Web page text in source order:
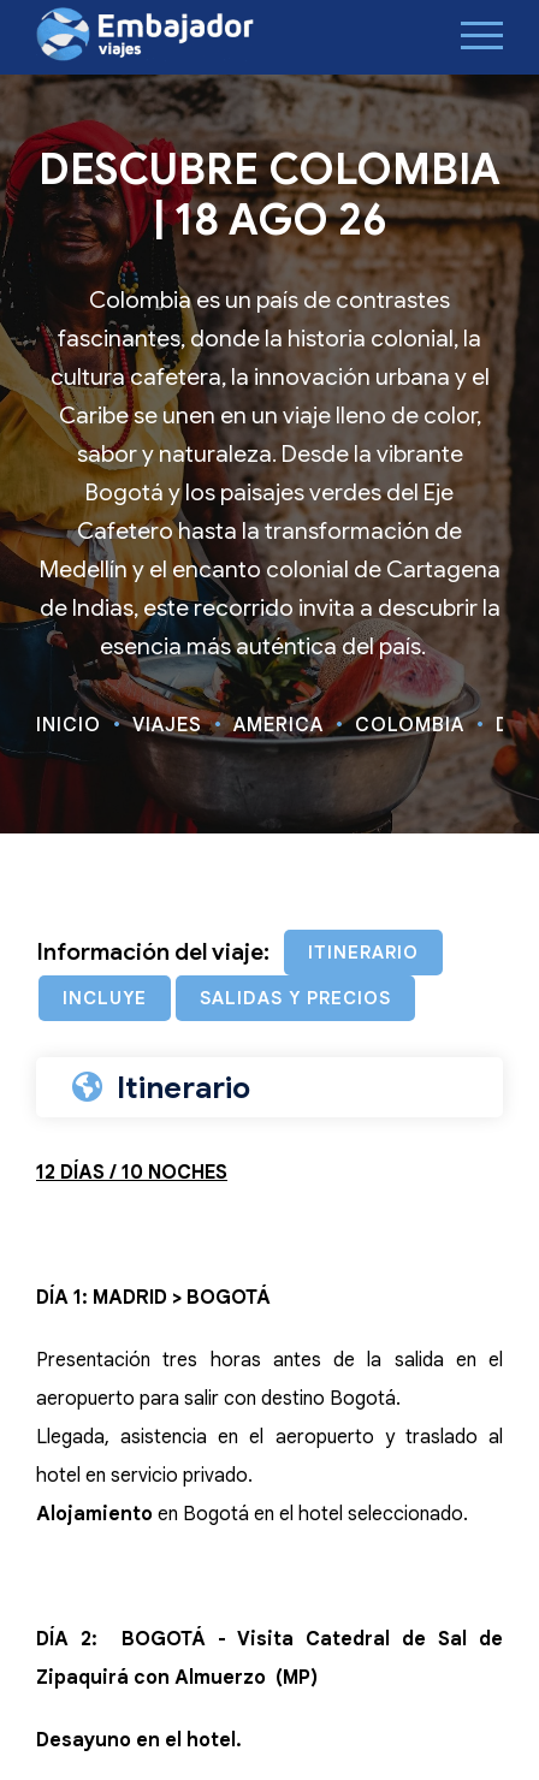
DESCUBRE COLOMBIA
| 18 AGO 26
Colombia es un país de contrastes
fascinantes, donde la historia colonial, la
cultura cafetera, la innovación urbana y el
Caribe se unen en un viaje lleno de color,
sabor y naturaleza. Desde la vibrante
Bogotá y los paisajes verdes del Eje
Cafetero hasta la transformación de
Medellín y el encanto colonial de Cartagena
de Indias, este recorrido invita a descubrir la
esencia más auténtica del país.
INICIO VIAJES AMÉRICA COLOMBIA
Información del viaje: ITINERARIO
INCLUYE SALIDAS Y PRECIOS
Itinerario
12 DÍAS / 10 NOCHES
DÍA 1: MADRID > BOGOTÁ
Presentación tres horas antes de la salida en el
aeropuerto para salir con destino Bogotá.
Llegada, asistencia en el aeropuerto y traslado al
hotel en servicio privado.
Alojamiento en Bogotá en el hotel seleccionado.
DÍA 2: BOGOTÁ - Visita Catedral de Sal de
Zipaquirá con Almuerzo (MP)
Desayuno en el hotel.